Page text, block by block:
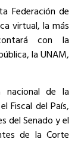
Federación de
virtual, la más
con la
la UNAM,
nacional de la
Fiscal del País,
del Senado y el
de la Corte